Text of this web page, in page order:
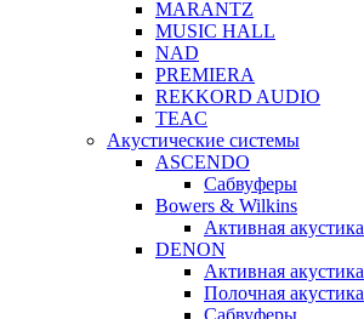
MARANTZ
MUSIC HALL
NAD
PREMIERA
REKKORD AUDIO
TEAC
Акустические системы
ASCENDO
Сабвуферы
Bowers & Wilkins
Активная акустика
DENON
Активная акустика
Полочная акустика
Сабвуферы